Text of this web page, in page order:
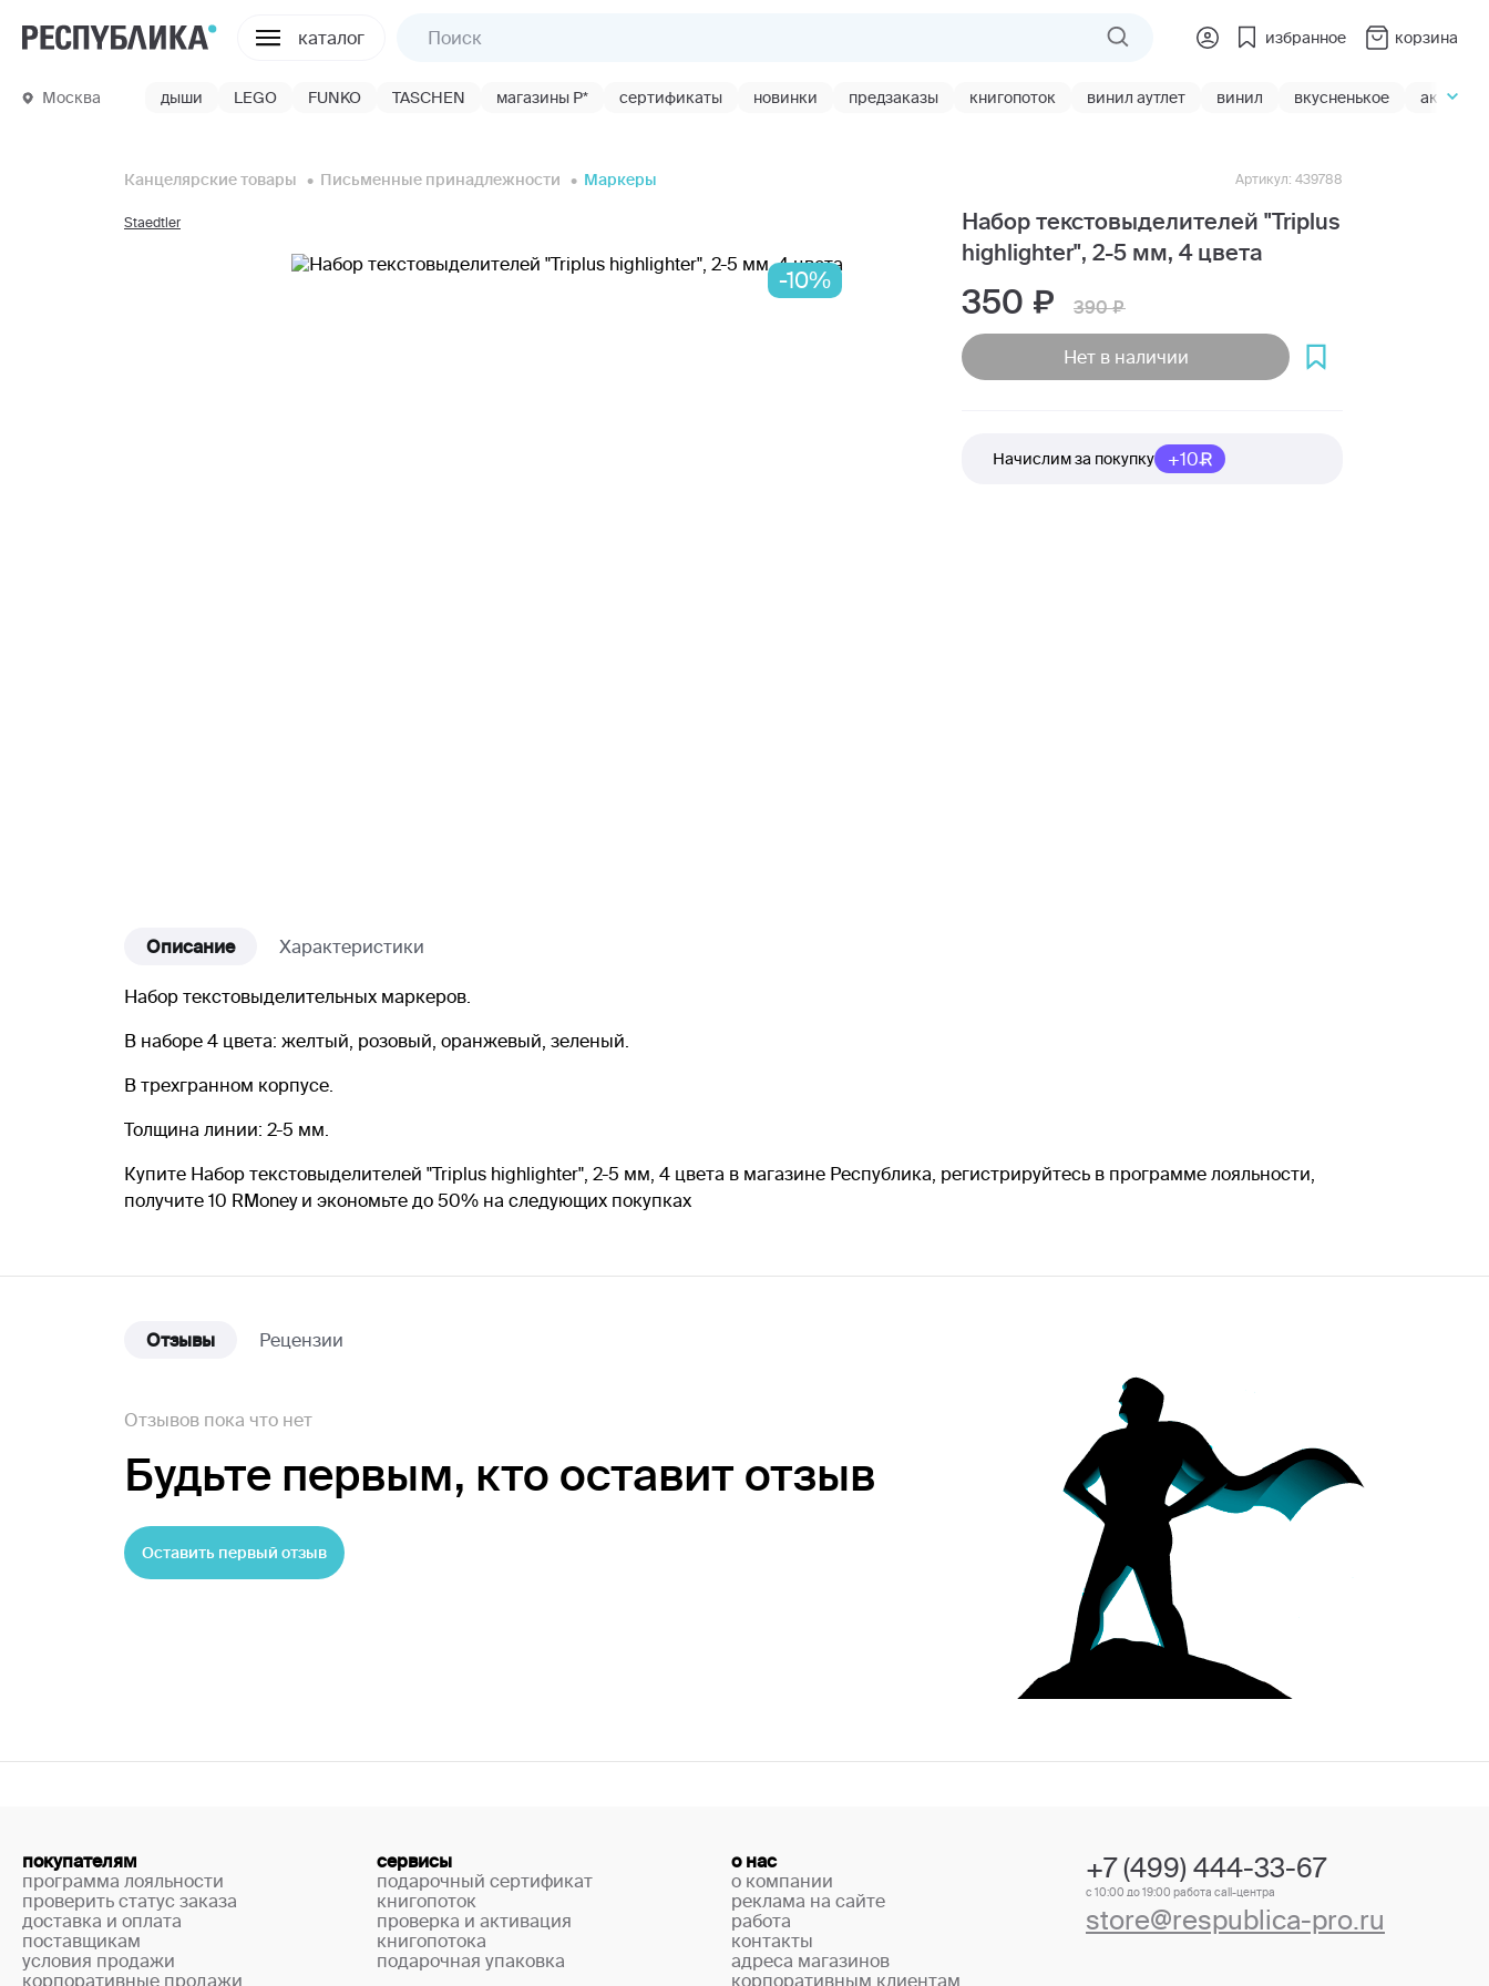
каталог избранное корзина
Москва дыши LEGO FUNKO TASCHEN магазины Р* сертификаты новинки предзаказы книгопоток винил аутлет винил вкусненькое акции
Канцелярские товары Письменные принадлежности Маркеры
-10%
Staedtler
Набор текстовыделителей "Triplus
highlighter", 2-5 мм, 4 цвета
Артикул: 439788
350 390
Нет в наличии
Начислим за покупку +10
Описание Характеристики
Набор текстовыделительных маркеров.
В наборе 4 цвета: желтый, розовый, оранжевый, зеленый.
В трехгранном корпусе.
Толщина линии: 2-5 мм.
Купите Набор текстовыделителей "Triplus highlighter", 2-5 мм, 4 цвета в магазине Республика, регистрируйтесь в программе лояльности,
получите 10 RMoney и экономьте до 50% на следующих покупках
Отзывы Рецензии
Отзывов пока что нет
Будьте первым, кто оставит отзыв
Оставить первый отзыв
покупателям
программа лояльности
проверить статус заказа
доставка и оплата
поставщикам
условия продажи
корпоративные продажи
сервисы
подарочный сертификат
книгопоток
проверка и активация
книгопотока
подарочная упаковка
о нас
о компании
реклама на сайте
работа
контакты
адреса магазинов
корпоративным клиентам
+7 (499) 444-33-67
с 10:00 до 19:00 работа call-центра
store@respublica-pro.ru